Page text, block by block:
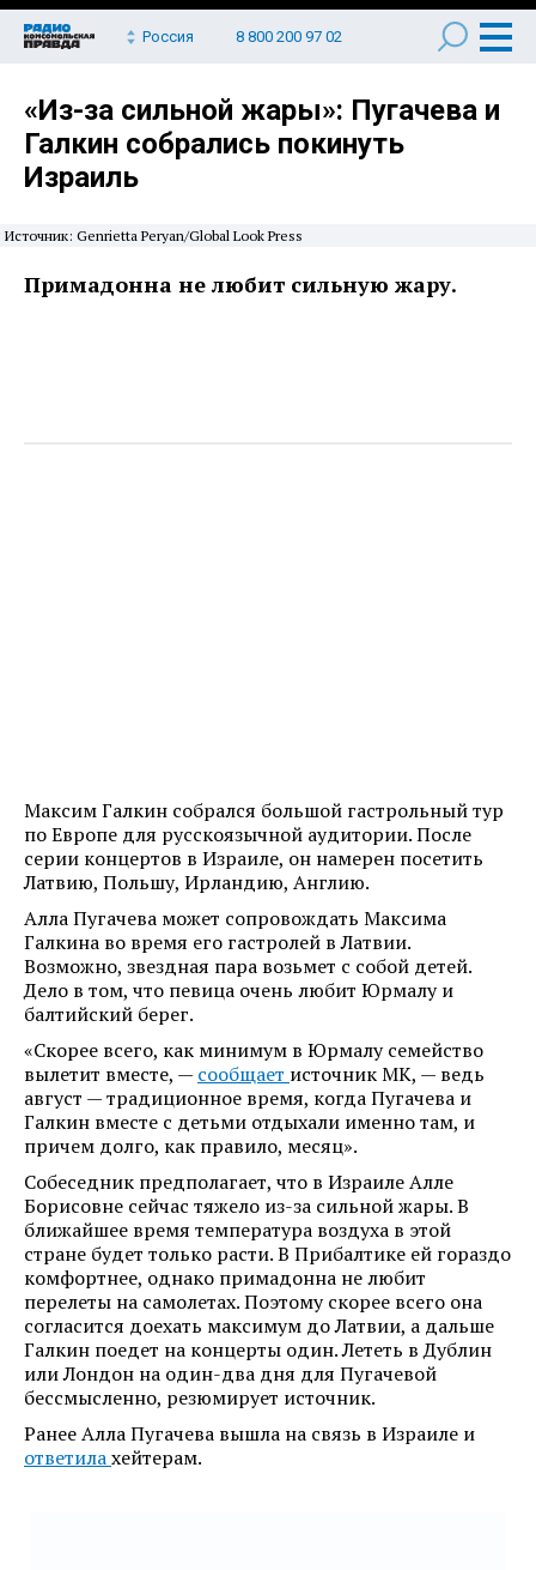
Россия 8 800 200 97 02
«Из-за сильной жары»: Пугачева и
Галкин собрались покинуть
Израиль
Источник: Genrietta Peryan/Global Look Press
Примадонна не любит сильную жару.
Максим Галкин собрался большой гастрольный тур
по Европе для русскоязычной аудитории. После
серии концертов в Израиле, он намерен посетить
Латвию, Польшу, Ирландию, Англию.
Алла Пугачева может сопровождать Максима
Галкина во время его гастролей в Латвии.
Возможно, звездная пара возьмет с собой детей.
Дело в том, что певица очень любит Юрмалу и
балтийский берег.
«Скорее всего, как минимум в Юрмалу семейство
вылетит вместе, — сообщает источник МК, — ведь
август — традиционное время, когда Пугачева и
Галкин вместе с детьми отдыхали именно там, и
причем долго, как правило, месяц».
Собеседник предполагает, что в Израиле Алле
Борисовне сейчас тяжело из-за сильной жары. В
ближайшее время температура воздуха в этой
стране будет только расти. В Прибалтике ей гораздо
комфортнее, однако примадонна не любит
перелеты на самолетах. Поэтому скорее всего она
согласится доехать максимум до Латвии, а дальше
Галкин поедет на концерты один. Лететь в Дублин
или Лондон на один-два дня для Пугачевой
бессмысленно, резюмирует источник.
Ранее Алла Пугачева вышла на связь в Израиле и
ответилахейтерам.